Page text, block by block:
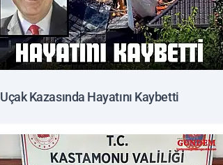
Uçak Kazasında Hayatını Kaybetti